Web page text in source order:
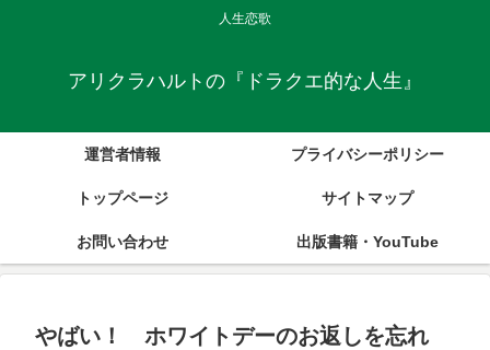
人生恋歌
アリクラハルトの『ドラクエ的な人生』
運営者情報 プライバシーポリシー
トップページ サイトマップ
お問い合わせ 出版書籍・YouTube
やばい！ ホワイトデーのお返しを忘れ